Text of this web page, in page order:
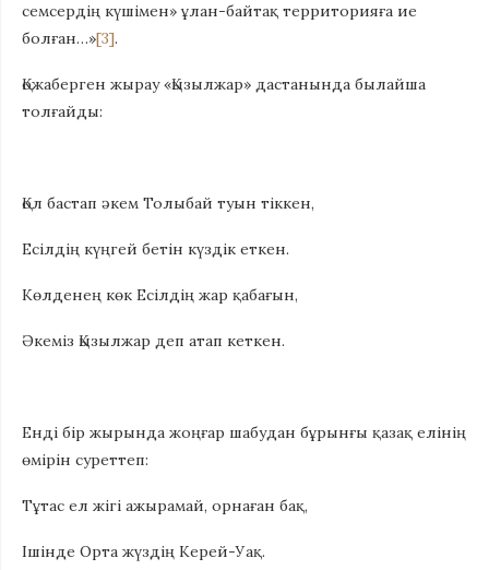
семсердің күшімен» ұлан-байтақ территорияға ие
болған…»[3].
Қожаберген жырау «Қызылжар» дастанында былайша
толғайды:
Қол бастап әкем Толыбай туын тіккен,
Есілдің күңгей бетін күздік еткен.
Көлденең көк Есілдің жар қабағын,
Әкеміз Қызылжар деп атап кеткен.
Енді бір жырында жоңғар шабудан бұрынғы қазақ елінің
өмірін суреттеп:
Тұтас ел жігі ажырамай, орнаған бақ,
Ішінде Орта жүздің Керей-Уақ.